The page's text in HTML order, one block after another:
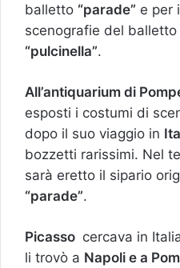
balletto “parade” e per
scenografie del
“pulcinella”.
All’antiquarium di
esposti i costumi di
dopo il suo viaggio in
bozzetti rarissimi. Nel
sarà eretto il sipario
“parade”.
Picasso cercava in
li trovò a Napoli e a